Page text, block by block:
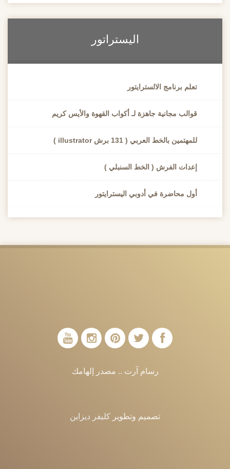
اليستراتور
تعلم برنامج الالسترايتور
قوالب مجانية جاهزة لـ أكواب القهوة والأيس كريم
للمهتمين بالخط العربي ( 131 برش illustrator )
إعدات الفرش ( الخط السنبلي )
أول محاضرة في أدوبي اليسترايتور
رسام آرت .. مصدر إلهامك
تصميم وتطوير كليفر ديزاين